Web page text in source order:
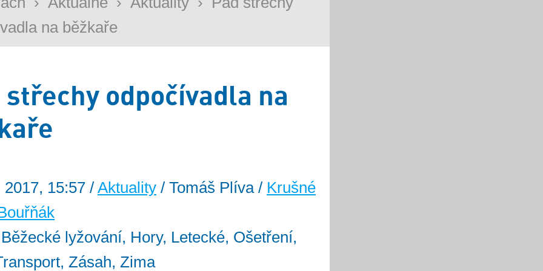
na běžkaře
střechy odpočívadla na
2017, 15:57 / Aktuality / Tomáš Plíva / Krušné
lyžování, Hory, Letecké, Ošetření,
Zásah, Zima